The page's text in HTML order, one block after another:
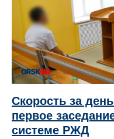
Скорость за
первое
системе РЖД